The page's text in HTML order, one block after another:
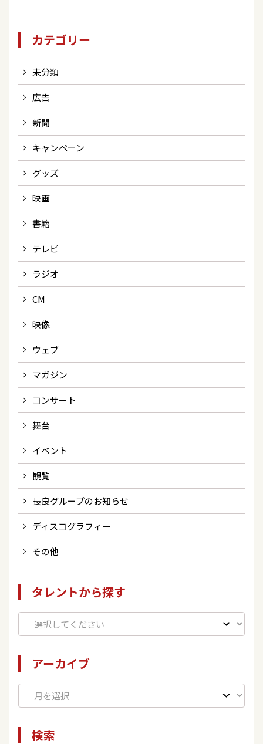
カテゴリー
未分類
広告
新聞
キャンペーン
グッズ
映画
書籍
テレビ
ラジオ
CM
映像
ウェブ
マガジン
コンサート
舞台
イベント
観覧
長良グループのお知らせ
ディスコグラフィー
その他
タレントから探す
アーカイブ
検索